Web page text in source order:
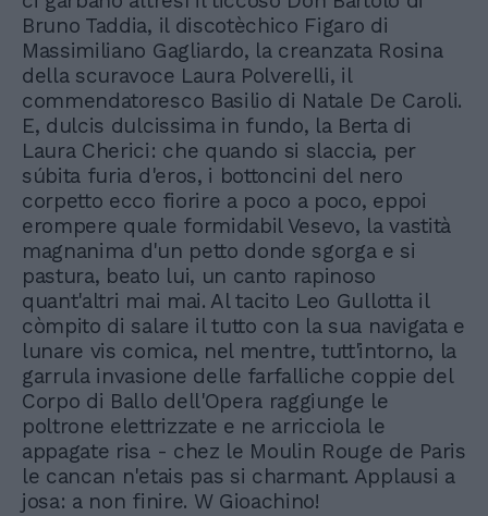
Bruno Taddia, il discotèchico Figaro di
Massimiliano Gagliardo, la creanzata Rosina
della scuravoce Laura Polverelli, il
commendatoresco Basilio di Natale De Caroli.
E, dulcis dulcissima in fundo, la Berta di
Laura Cherici: che quando si slaccia, per
súbita furia d'eros, i bottoncini del nero
corpetto ecco fiorire a poco a poco, eppoi
erompere quale formidabil Vesevo, la vastità
magnanima d'un petto donde sgorga e si
pastura, beato lui, un canto rapinoso
quant'altri mai mai. Al tacito Leo Gullotta il
còmpito di salare il tutto con la sua navigata e
lunare vis comica, nel mentre, tutt'intorno, la
garrula invasione delle farfalliche coppie del
Corpo di Ballo dell'Opera raggiunge le
poltrone elettrizzate e ne arricciola le
appagate risa - chez le Moulin Rouge de Paris
le cancan n'etais pas si charmant. Applausi a
josa: a non finire. W Gioachino!